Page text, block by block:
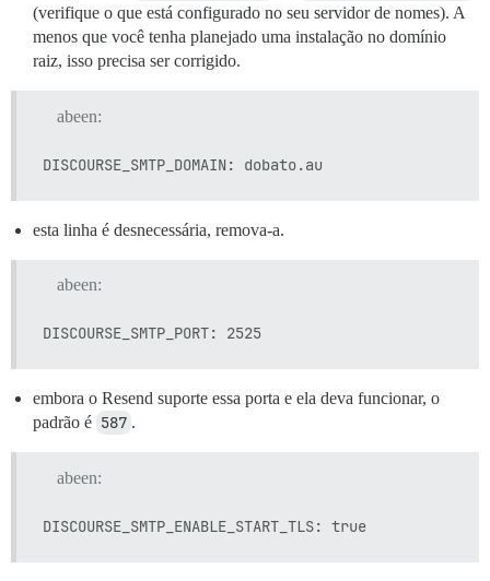
(verifique o que está configurado no seu servidor de nomes). A
menos que você tenha planejado uma instalação no domínio
raiz, isso precisa ser corrigido.
abeen:
esta linha é desnecessária, remova-a.
abeen:
embora o Resend suporte essa porta e ela deva funcionar, o
padrão é 587 .
abeen: